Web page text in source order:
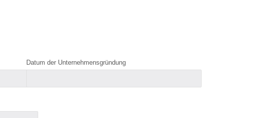
Datum der Unternehmensgründung